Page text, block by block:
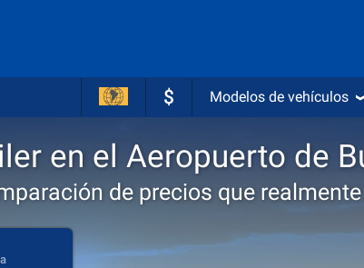
$ Modelos de vehículos
en el Aeropuerto de
de precios que